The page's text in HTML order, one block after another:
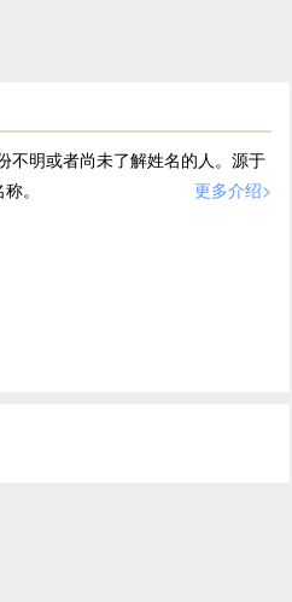
不明或者尚未了解姓名的人。源于
。
更多介绍>